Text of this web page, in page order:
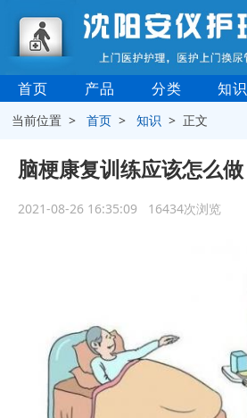
首页 产品 分类 知识
当前位置 >首页 >知识 > 正文
脑梗康复训练应该怎么做
2021-08-26 16:35:09 16434次浏览